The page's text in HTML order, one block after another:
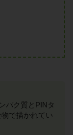
パク質とPINタ
で描かれてい